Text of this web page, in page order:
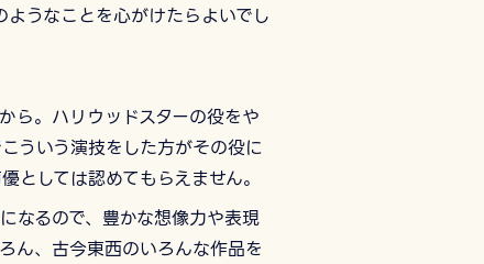
うなことを心がけたらよいでし
ら。ハリウッドスターの役をや
ういう演技をした方がその役に
しては認めてもらえません。
なるので、豊かな想像力や表現
ん、古今東西のいろんな作品を